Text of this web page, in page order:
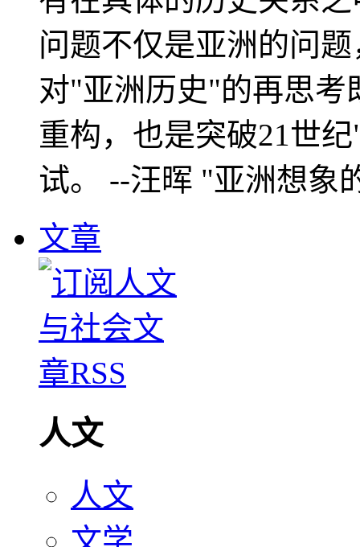
问题不仅是亚洲的问
对"亚洲历史"的再思考
重构，也是突破21世
试。 --汪晖 "亚洲想象
文章
人文
人文